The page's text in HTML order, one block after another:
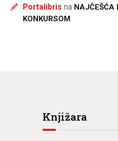
Portalibris na NAJČEŠĆA
KONKURSOM
Knjižara